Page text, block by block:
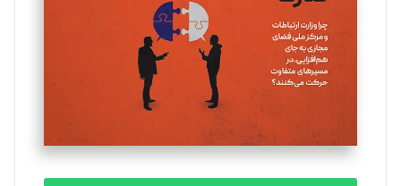
ملینا جعفری
تحریریه
مصطفی مسجدی آرانی
تحریریه